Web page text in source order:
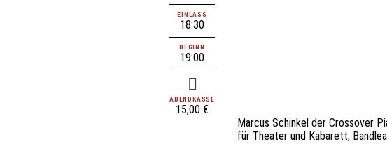
EINLASS
18:30
BEGINN
19:00
ABENDKASSE
15,00 €
Marcus Schinkel der Crossover
für Theater und Kabarett,